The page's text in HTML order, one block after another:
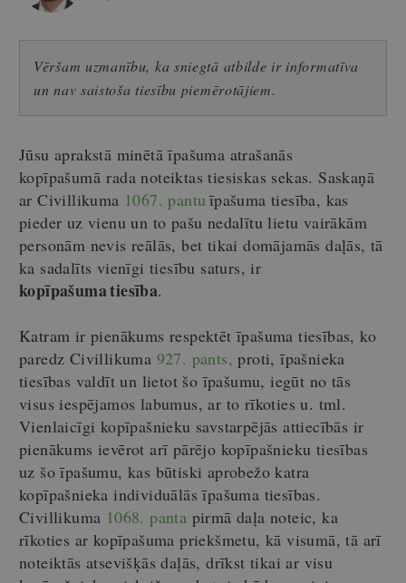
Vēršam uzmanību, ka sniegtā atbilde ir informatīva
un nav saistoša tiesību piemērotājiem.
Jūsu aprakstā minētā īpašuma atrašanās
kopīpašumā rada noteiktas tiesiskas sekas. Saskaņā
ar Civillikuma 1067. pantuīpašuma tiesība, kas
pieder uz vienu un to pašu nedalītu lietu vairākām
personām nevis reālās, bet tikai domājamās daļās, tā
ka sadalīts vienīgi tiesību saturs, ir
kopīpašuma tiesība.
Katram ir pienākums respektēt īpašuma tiesības, ko
paredz Civillikuma 927. pants, proti, īpašnieka
tiesības valdīt un lietot šo īpašumu, iegūt no tās
visus iespējamos labumus, ar to rīkoties u. tml.
Vienlaicīgi kopīpašnieku savstarpējās attiecībās ir
pienākums ievērot arī pārējo kopīpašnieku tiesības
uz šo īpašumu, kas būtiski aprobežo katra
kopīpašnieka individuālās īpašuma tiesības.
Civillikuma 1068. panta pirmā daļa noteic, ka
rīkoties ar kopīpašuma priekšmetu, kā visumā, tā arī
noteiktās atsevišķās daļās, drīkst tikai ar visu